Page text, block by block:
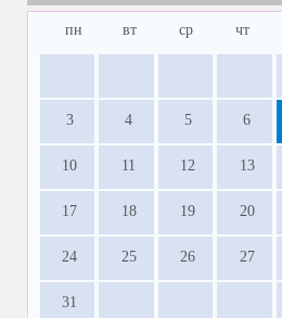
пн вт ср чт
3 4 5 6
10 11 12 13
17 18 19 20
24 25 26 27
31